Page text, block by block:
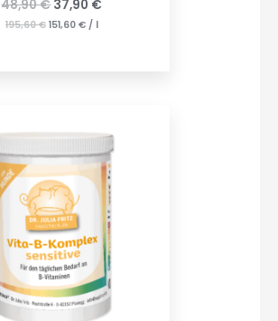
48,90€37,90 €
195,60€ 151,60 €/ l